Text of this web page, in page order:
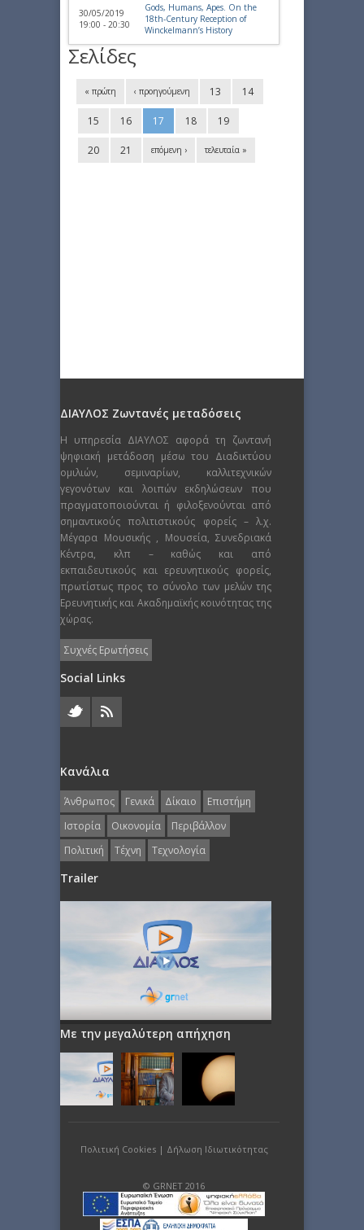
30/05/2019
19:00 - 20:30
Gods, Humans, Apes. On the
18th-Century Reception of
Winckelmann’s History
Σελίδες
« πρώτη ‹ προηγούμενη 13 14
15 16 17 18 19
20 21 επόμενη › τελευταία »
ΔΙΑΥΛΟΣ Ζωντανές μεταδόσεις
Η υπηρεσία ΔΙΑΥΛΟΣ αφορά τη ζωντανή
ψηφιακή μετάδοση μέσω του Διαδικτύου
ομιλιών, σεμιναρίων, καλλιτεχνικών
γεγονότων και λοιπών εκδηλώσεων που
πραγματοποιούνται ή φιλοξενούνται από
σημαντικούς πολιτιστικούς φορείς – λ.χ.
Μέγαρα Μουσικής , Μουσεία, Συνεδριακά
Κέντρα, κλπ – καθώς και από
εκπαιδευτικούς και ερευνητικούς φορείς,
πρωτίστως προς το σύνολο των μελών της
Ερευνητικής και Ακαδημαϊκής κοινότητας της
χώρας.
Συχνές Ερωτήσεις
Social Links
Κανάλια
Άνθρωπος Γενικά Δίκαιο
Επιστήμη
Ιστορία
Οικονομία
Περιβάλλον
Πολιτική
Τέχνη Τεχνολογία
Trailer
Με την μεγαλύτερη απήχηση
Πολιτική Cookies| Δήλωση Ιδιωτικότητας
© GRNET 2016